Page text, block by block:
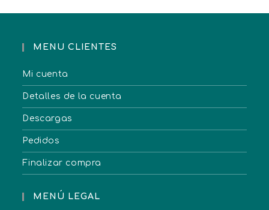
MENU CLIENTES
Mi cuenta
Detalles de la cuenta
Descargas
Pedidos
Finalizar compra
MENÚ LEGAL